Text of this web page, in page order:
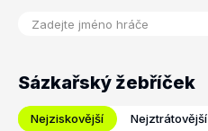
Sázkařský žebříček
Nejziskovější Nejztrátovější